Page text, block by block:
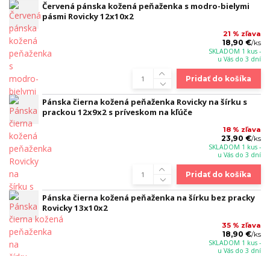
Červená pánska kožená peňaženka s modro-bielymi
pásmi Rovicky 12x10x2
21 % zľava
18,90 €/ks
SKLADOM 1 kus -
u Vás do 3 dní
Pridať do košíka
Pánska čierna kožená peňaženka Rovicky na šírku s
prackou 12x9x2 s príveskom na kľúče
18 % zľava
23,90 €/ks
SKLADOM 1 kus -
u Vás do 3 dní
Pridať do košíka
Pánska čierna kožená peňaženka na šírku bez pracky
Rovicky 13x10x2
35 % zľava
18,90 €/ks
SKLADOM 1 kus -
u Vás do 3 dní